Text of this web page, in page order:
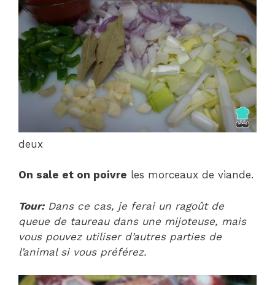
deux
On sale et on poivre les morceaux de viande.
Tour:Dans ce cas, je ferai un ragoût de
queue de taureau dans une mijoteuse, mais
vous pouvez utiliser d’autres parties de
l’animal si vous préférez.